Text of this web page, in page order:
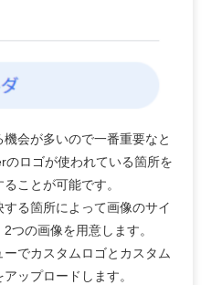
会が多いので一番重要なと
ロゴが使われている箇所を
ことが可能です。
る箇所によって画像のサイ
つの画像を用意します。
ーでカスタムロゴとカスタム
ップロードします。